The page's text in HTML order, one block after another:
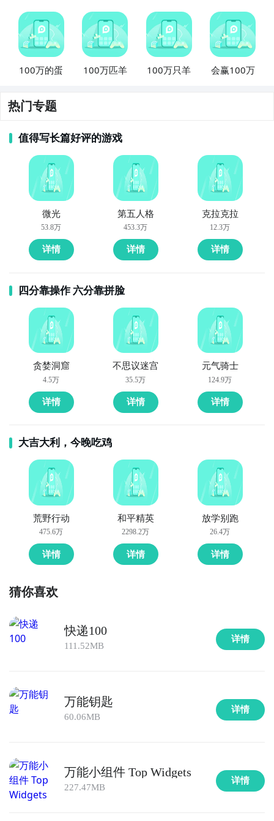
步骤2：关注大事件列表，每次赚到100万测试的时间都
会最新发布，这是九游独家的哦；
方法二： 下载九游APP，订阅赚到100万的开测提醒
步骤1：点击下载九游APP；
步骤2：进入APP搜索“赚到100万”，订阅后可及时接受
活动,礼包,开测和开放下载的提醒；
玩新游 上九游
全球好游抢先下 福利礼包免费领 官方直播陪你玩
立即下载
方法三： 查看九游开测表
步骤1：
测的手机游戏，以及最近十天即将进行测试的游戏，有
具体的测试时间以及测试阶段介绍，玩家们可以在这里
步骤2：访问地址>>>
好了，赚到100万公测时间的关注方法就讲到这里，各
么时候公测等信息，还有一个办法就是留意九游赚到
100万专区的每日更新，欢迎大家积极参与讨论和提问
题，我们会第一时间为您解答。
大致的了解了，不过这么游戏要怎么样才能抢先体验到
呢？不用担心，目前九游客户端已经开通了测试提醒
了，通过在九游APP中搜索“赚到100万”，点击右边的
【订阅】或者是【开测提醒】，订阅游戏就不会错过最
先的下载机会了咯！
九游APP
玩新游 上九游
全球好游抢先下 福利礼包免费领 官方直播陪你玩
立即下载
《暗区突围》赚钱攻略
《暗区突围》开局快速赚钱攻略 开档老玩家篇：迅速升
级：在档初，尽快完成任务，提升等级至22级以上。这
较低且竞争较小的优势，赚取大量资金。利用市场差
前三天内赚取一百万不成问题。
《暗区突围》赚钱方法主要有以下几种：多做活动任
务：完成活动任务会获得大量的柯恩币奖励，这是快速
赚钱的主要途径之一。利用迪克文森的神秘刷新：每天
中午12点和18点，迪克文森会神秘刷新，有时可以刷出
便宜的东西。玩家可以购买这些便宜物品，然后在市场
上出售，赚取差价。
在《暗区突围》中挣钱的方法主要有以下几种： 卖
高，可以赚取较大的利润。如果挂满八组，净利润可达
数万，且系统自动收购，无需长时间等待。若拥有特
权，一次可挂售更多组，赚取更多利润。
在《暗区突围》中，想要快速赚钱，可以通过完成任
务、击败敌人搜刮战利品、出售不需要的物资以及参与
活动等方式。完成任务是获取金钱的主要途径之一。游
戏中会有各种任务，包括主线任务、支线任务和日常任
务等，完成任务可以获得丰厚的奖励，其中就包括金
钱。因此，玩家可以优先完成这些任务，以快速积累财
富。
在暗区突围游戏中，赚钱的主要方法有以下几种：金币
获取途径 任务达成：完成日常任务和剧情任务，获取丰
富的金币和道具奖励。探索黑暗区域：在隐秘的黑暗区
域中寻找宝藏和稀有资源，出售这些资源赚取金币。玩
家对决：参与竞技场或多人战斗模式，获胜后获得金币
和装备奖励。
法：完成任务和活动：积极参与游戏中的主线任务、日
其他资源，是赚钱的主要途径。交易市场和倒卖物品：
密切关注游戏内的交易市场，了解物品价格波动。低价
7月13日,暗区突围全平台注册账号是多少
量是三百五十万左右。因为是7月13号暗区突围上线后
注册账号量是三百五十万左右。再加上之前一百多万的
预约总共是四百多万的注册量。
1、奸商的古董店这瓜我们需要找到：玉麒麟、古币、青
铜人、古青铜剑、彩瓷花瓶、古董茶具、宝鼎、珍珠、
手机、眼镜
2、其他不要的展品都是赝品，不值钱，可能很多小伙伴
一看不够数就随便点了，那样你就上当了
3、正确做法是点击奸商的眼镜和兜里的手机来凑这100
100万的蛋 100万匹羊 100万只羊 会赢100万
热门专题
值得写长篇好评的游戏
微光
53.8万
详情
第五人格
453.3万
详情
克拉克拉
12.3万
详情
四分靠操作 六分靠拼脸
贪婪洞窟
4.5万
详情
不思议迷宫
35.5万
详情
元气骑士
124.9万
详情
大吉大利，今晚吃鸡
荒野行动
475.6万
详情
和平精英
2298.2万
详情
放学别跑
26.4万
详情
猜你喜欢
快递100
111.52MB
详情
万能钥匙
60.06MB
详情
万能小组件 Top Widgets
227.47MB
详情